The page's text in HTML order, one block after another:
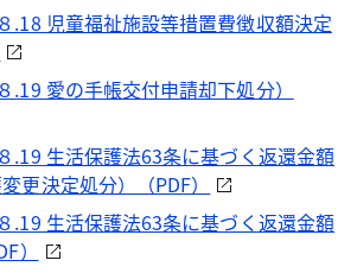
.18 児童福祉施設等措置費徴収額決定
.19 愛の手帳交付申請却下処分）
.19 生活保護法63条に基づく返還金額
更決定処分）（PDF）
.19 生活保護法63条に基づく返還金額
）